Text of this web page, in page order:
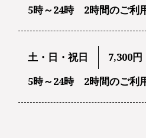
5時～24時 2時間のご利
土・日・祝日
7,300円
5時～24時 2時間のご利